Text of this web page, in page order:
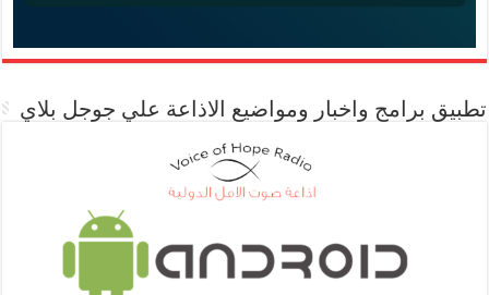
تطبيق برامج واخبار ومواضيع الاذاعة علي جوجل بلاي